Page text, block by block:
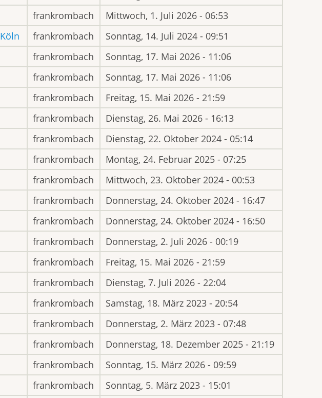
frankrombach
Mittwoch, 1. Juli 2026 - 06:53
frankrombach
Sonntag, 14. Juli 2024 - 09:51
frankrombach
Sonntag, 17. Mai 2026 - 11:06
frankrombach
Sonntag, 17. Mai 2026 - 11:06
frankrombach
Freitag, 15. Mai 2026 - 21:59
frankrombach
Dienstag, 26. Mai 2026 - 16:13
frankrombach
Dienstag, 22. Oktober 2024 - 05:14
frankrombach
Montag, 24. Februar 2025 - 07:25
frankrombach
Mittwoch, 23. Oktober 2024 - 00:53
frankrombach
Donnerstag, 24. Oktober 2024 - 16:47
frankrombach
Donnerstag, 24. Oktober 2024 - 16:50
frankrombach
Donnerstag, 2. Juli 2026 - 00:19
frankrombach
Freitag, 15. Mai 2026 - 21:59
frankrombach
Dienstag, 7. Juli 2026 - 22:04
frankrombach
Samstag, 18. März 2023 - 20:54
frankrombach
Donnerstag, 2. März 2023 - 07:48
frankrombach
Donnerstag, 18. Dezember 2025 - 21:19
frankrombach
Sonntag, 15. März 2026 - 09:59
frankrombach Sonntag, 5. März 2023 - 15:01